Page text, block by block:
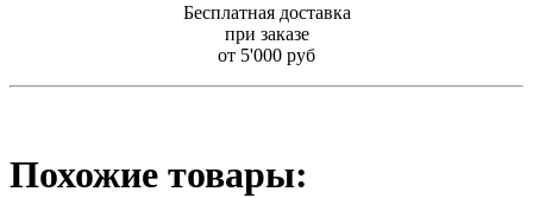
Бесплатная доставка
при заказе
от 5'000 руб
Похожие товары: